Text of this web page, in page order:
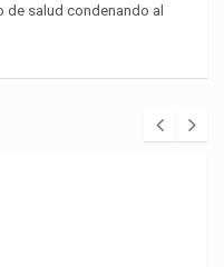
de salud condenando al